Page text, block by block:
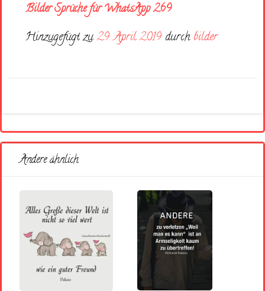
Bilder Sprüche für WhatsApp 269
Hinzugefügt zu29. April 2019 durch bilder
Andere ähnlich